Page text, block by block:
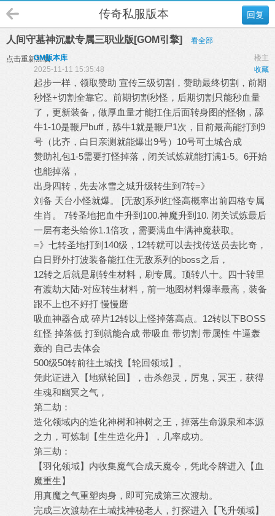
回复
传奇私服版本
人间守墓神沉默专属三职业版[GOM引擎] 看全部
点击重新加载 楼主
GM版本库
收藏
2025-11-11 15:35:48
起步一样，领取赞助 宣传三级切割，赞助最终切割，前期
秒怪+切割全靠它。前期切割秒怪，后期切割只能秒血量
了，更新装备，做厚血量才能扛住后面转身图的怪物，舔
牛1-10是鞭尸buff，舔牛1就是鞭尸1次，目前最高能打到9
号（比齐，白日亲测就能爆出9号）10号可土城合成
赞助礼包1-5需要打怪掉落，闭关试炼就能打满1-5。6开始
也能掉落，
出身四转，先去冰雪之城升级转生到7转=》
刘备 天台小怪就爆。 [无敌]系列红怪高概率出前四格专属
生肖。 7转圣地把血牛升到100.神魔升到10. 闭关试炼最后
一层有老头给你1.1倍攻，需要满血牛满神魔获取。
=》七转圣地打到140级，12转就可以去找传送员去比奇，
白日野外打波装备能扛住无敌系列的boss之后，
12转之后就是刷转生材料，刷专属。顶转八十。四十转里
有渡劫大陆-对应转生材料，前一地图材料爆率最高，装备
跟不上也不好打 慢慢磨
吸血神器合成 碎片12转以上怪掉落高点。12转以下BOSS
红怪 掉落低 打到就能合成 带吸血 带切割 带属性 牛逼轰
轰的 自己去体会
500级50转前往土城找【轮回领域】。
凭此证进入【地狱轮回】，击杀怨灵，厉鬼，冥王，获得
生魂和幽冥之气，
第二劫：
造化领域内的造化神树和神树之王，掉落生命源泉和本源
之力，可炼制【生生造化丹】，几率成功。
第三劫：
【羽化领域】内收集魔气合成天魔令，凭此令牌进入【血
魔重生】
用真魔之气重塑肉身，即可完成第三次渡劫。
完成三次渡劫在土城找神秘老人，打探进入【飞升领域】